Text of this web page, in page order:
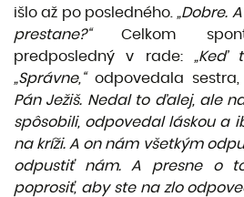
išlo až po posledného.„Dobre.
presta­ne?“Celkom
predposledný v rade: „Keď
„Správne,“odpovedala sestra,
Pán Ježiš. Nedal to ďalej, ale
spôsobili, odpovedal láskou a
na kríži.A on nám všetkým
odpustiť nám.A presne o
poprosiť, aby ste na zlo